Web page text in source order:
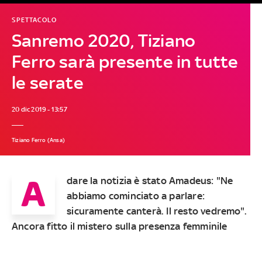
Sanremo 2020, Tiziano
Ferro sarà presente in tutte
le serate
SPETTACOLO
20 dic 2019 - 13:57
Tiziano Ferro (Ansa)
A
dare la notizia è stato Amadeus: "Ne
abbiamo cominciato a parlare:
sicuramente canterà. Il resto vedremo".
Ancora fitto il mistero sulla presenza femminile